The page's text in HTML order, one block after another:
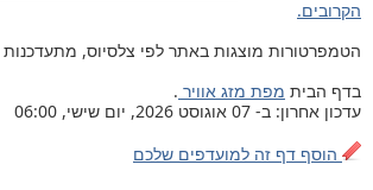
הקרובים.
הטמפרטורות מוצגות באתר לפי צלסיוס, מתעדכנות כל 30
בדף הבית מפת מזג אוויר .
עדכון אחרון: ב- 07 אוגוסט 2026, יום שישי, 06:00
הוסף דף זה למועדפים שלכם